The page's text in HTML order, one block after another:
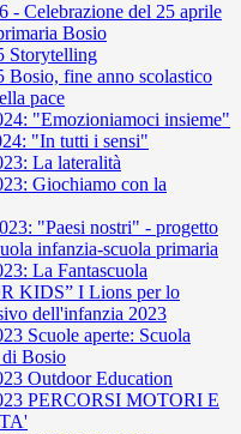
- Celebrazione del 25 aprile
Bosio
Storytelling
Bosio, fine anno scolastico
pace
"Emozioniamoci insieme"
"In tutti i sensi"
La lateralità
Giochiamo con la
"Paesi nostri" - progetto
infanzia-scuola primaria
La Fantascuola
KIDS” I Lions per lo
dell'infanzia 2023
Scuole aperte: Scuola
Bosio
Outdoor Education
PERCORSI MOTORI E